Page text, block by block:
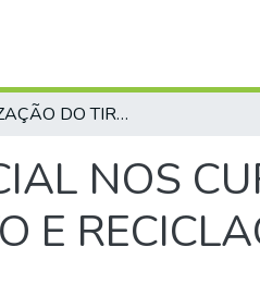
PADRONIZAÇÃO DO TIRO POLICIAL NOS CURSOS DE FORMAÇÃO, APERFEIÇOAMENTO E RECICLAGEM NA PMGO
NOS
E